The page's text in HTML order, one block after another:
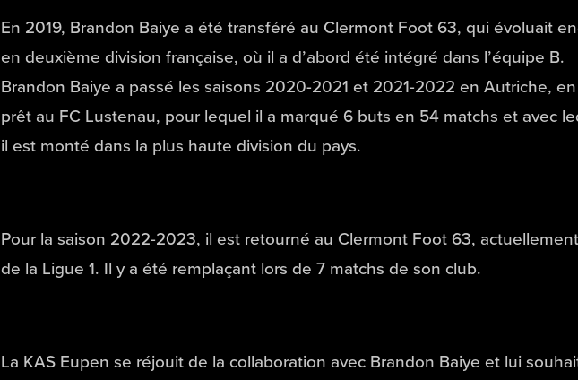
En 2019, Brandon Baiye a été transféré au Clermont Foot 63, qui évoluait
en deuxième division française, où il a d’abord été intégré dans l’équipe B.
Brandon Baiye a passé les saisons 2020-2021 et 2021-2022 en Autriche, en
prêt au FC Lustenau, pour lequel il a marqué 6 buts en 54 matchs et avec
il est monté dans la plus haute division du pays.
Pour la saison 2022-2023, il est retourné au Clermont Foot 63,
de la Ligue 1. Il y a été remplaçant lors de 7 matchs de son club.
La KAS Eupen se réjouit de la collaboration avec Brandon Baiye et lui